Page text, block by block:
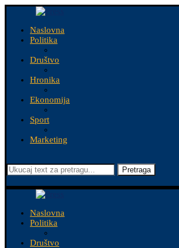
Naslovna
Politika
Društvo
Hronika
Ekonomija
Sport
Marketing
Pretraga
Naslovna
Politika
Društvo